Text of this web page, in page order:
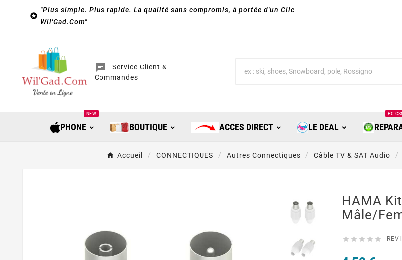

"Plus simple. Plus rapide. La qualité sans compromis, à portée d'un Clic
Wil'Gad.Com"
chat
Service Client &
Commandes
PHONE
NEW
BOUTIQUE ACCES DIRECT LE DEAL
PC
Accueil CONNECTIQUES Autres Connectiques Câble TV & SAT Audio
HAMA
Mâle/
    